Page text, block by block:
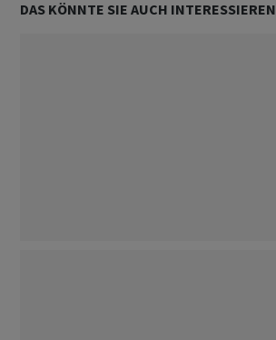
DAS KÖNNTE SIE AUCH INTERESSIEREN